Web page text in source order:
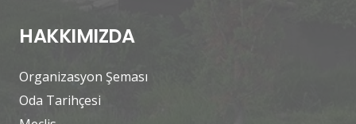
HAKKIMIZDA
Organizasyon Şeması
Oda Tarihçesi